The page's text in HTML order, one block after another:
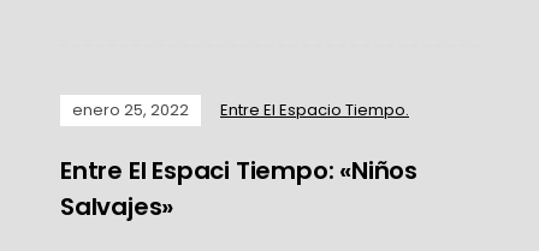
enero 25, 2022 Entre El Espacio Tiempo.
Entre El Espaci Tiempo: «Niños
Salvajes»